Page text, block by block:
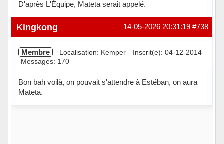
D'après L'Équipe, Mateta serait appelé.
Hors ligne #738
14-05-2026 20:31:19
Kingkong
Membre Localisation: Kemper
Inscrit(e): 04-12-2014
Messages: 170
Bon bah voilà, on pouvait s'attendre à Estéban, on aura
Mateta.